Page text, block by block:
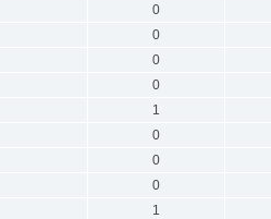
0
0
0
0
1
0
0
0
1